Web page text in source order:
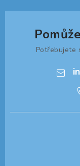
Potřebujete